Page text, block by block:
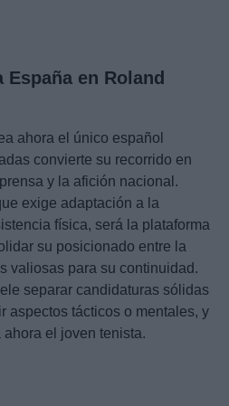
en Roland
ahora el único español
convierte su recorrido en
y la afición nacional.
exige adaptación a la
física, será la plataforma
su posicionado entre la
valiosas para su continuidad.
separar candidaturas sólidas
aspectos tácticos o mentales, y
el joven tenista.